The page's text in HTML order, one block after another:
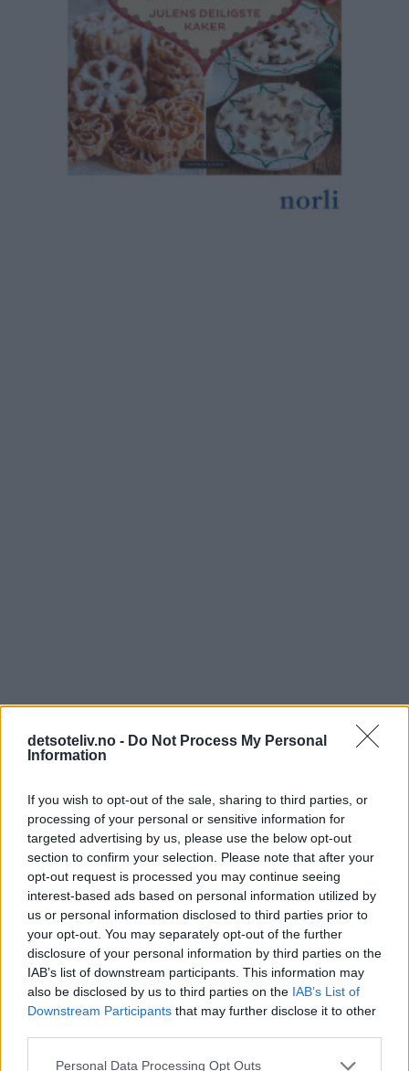
detsoteliv.no - Do Not Process My Personal
Information
If you wish to opt-out of the sale, sharing to third parties, or
processing of your personal or sensitive information for
targeted advertising by us, please use the below opt-out
section to confirm your selection. Please note that after your
opt-out request is processed you may continue seeing
interest-based ads based on personal information utilized by
us or personal information disclosed to third parties prior to
your opt-out. You may separately opt-out of the further
disclosure of your personal information by third parties on the
IAB’s list of downstream participants. This information may
also be disclosed by us to third parties on the IAB’s List of
Downstream Participants that may further disclose it to other
Personal Data Processing Opt Outs